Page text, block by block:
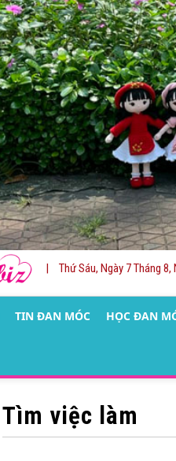
| Thứ Sáu, Ngày 7 Tháng
TIN ĐAN MÓC HỌC ĐAN
Tìm việc làm